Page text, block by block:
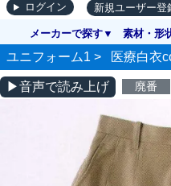
ログイン 新規ユーザー登
メーカーで探す 素材・形
ユニフォーム1 > 医療白衣
▶音声で読み上げ 廃番